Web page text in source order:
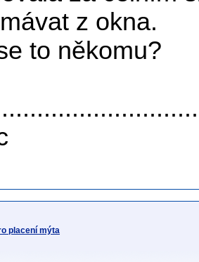
z okna.
to někomu?
placení mýta